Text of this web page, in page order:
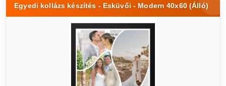
Egyedi kollázs készítés - Esküvői - Modern 40x60 (Álló)